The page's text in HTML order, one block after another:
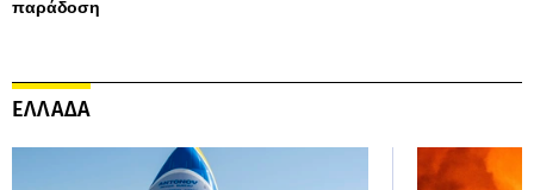
παράδοση
ΕΛΛΑΔΑ